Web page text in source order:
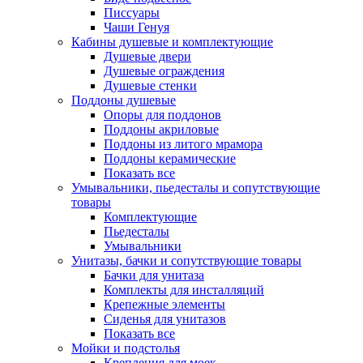
Писсуары
Чаши Генуя
Кабины душевые и комплектующие
Душевые двери
Душевые ограждения
Душевые стенки
Поддоны душевые
Опоры для поддонов
Поддоны акриловые
Поддоны из литого мрамора
Поддоны керамические
Показать все
Умывальники, пьедесталы и сопутствующие
товары
Комплектующие
Пьедесталы
Умывальники
Унитазы, бачки и сопутствующие товары
Бачки для унитаза
Комплекты для инсталляций
Крепежные элементы
Сиденья для унитазов
Показать все
Мойки и подстолья